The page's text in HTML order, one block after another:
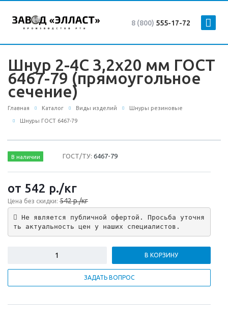
8 (800) 555-17-72
Шнур 2-4С 3,2х20 мм ГОСТ
6467-79 (прямоугольное
сечение)
Главная Каталог Виды изделий Шнуры резиновые
Шнуры ГОСТ 6467-79
В наличии ГОСТ/ТУ:6467-79
от 542 р./кг
Цена без скидки: 542 р./кг
Не является публичной офертой. Просьба уточня
ть актуальность цен у наших специалистов.
В КОРЗИНУ
ЗАДАТЬ ВОПРОС